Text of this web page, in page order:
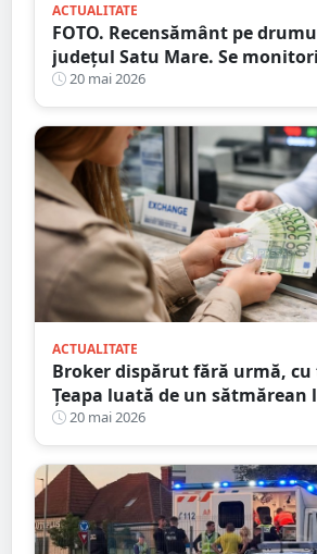
ACTUALITATE
FOTO. Recensământ pe
județul Satu Mare. Se
traficul rutier
20 mai 2026
ACTUALITATE
Broker dispărut fără urmă,
Țeapa luată de un sătmărean
20 mai 2026